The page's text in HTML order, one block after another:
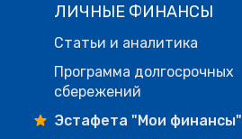
ЛИЧНЫЕ ФИНАНСЫ
Статьи и аналитика
Программа долгосрочных
сбережений
Эстафета "Мои финансы"